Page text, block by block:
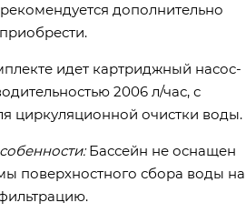
дополнительно
приобрести.
идет картриджный насос-
2006 л/час, с
циркуляционной очистки воды.
Бассейн не оснащен
поверхностного сбора воды на